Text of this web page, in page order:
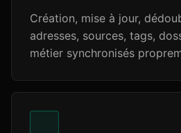
Création, mise à jour,
adresses, sources, tags,
métier synchronisés